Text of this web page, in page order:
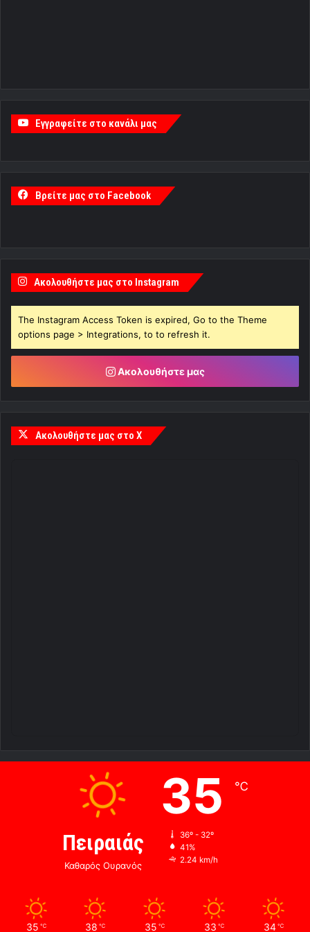
Εγγραφείτε στο κανάλι μας
Βρείτε μας στο Facebook
Ακολουθήστε μας στο Instagram
The Instagram Access Token is expired, Go to the Theme
options page > Integrations, to to refresh it.
Ακολουθήστε μας
Ακολουθήστε μας στο X
Πειραιάς
Καθαρός Ουρανός
35 ℃
36º - 32º
41%
2.24 km/h
35 ℃ 38 ℃ 35 ℃ 33 ℃ 34 ℃